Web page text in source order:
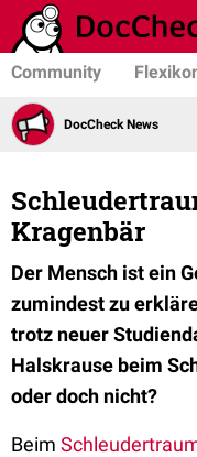
Community
DocCheck News
Kragenbär
Der Mensch ist ein
zumindest zu
trotz neuer
Halskrause beim
oder doch nicht?
Beim